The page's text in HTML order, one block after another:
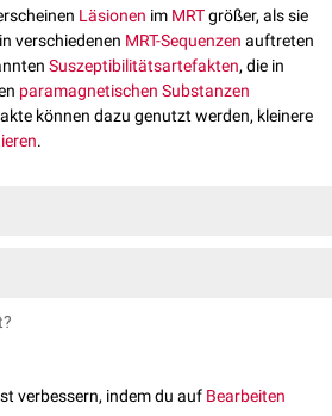
Läsionen im MRTgrößer, als sie
verschiedenen MRT-Sequenzen auftreten
Suszeptibilitätsartefakten, die in
paramagnetischen Substanzen
können dazu genutzt werden, kleinere
.
Blooming-Artefakt führen:
)
(MRI)
verbessern, indem du auf Bearbeiten